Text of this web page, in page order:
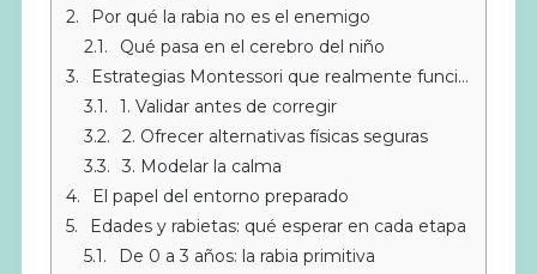
Por qué la rabia no es el enemigo
Qué pasa en el cerebro del niño
Estrategias Montessori que realmente funcionan
1. Validar antes de corregir
2. Ofrecer alternativas físicas seguras
3. Modelar la calma
El papel del entorno preparado
Edades y rabietas: qué esperar en cada etapa
De 0 a 3 años: la rabia primitiva